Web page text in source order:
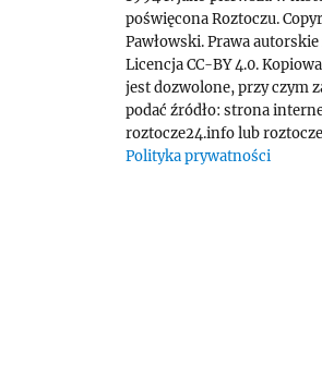
poświęcona Roztoczu.
Pawłowski. Prawa
Licencja CC-BY 4.0.
jest dozwolone, przy czym
podać źródło: strona
roztocze24.info lub
Polityka prywatności